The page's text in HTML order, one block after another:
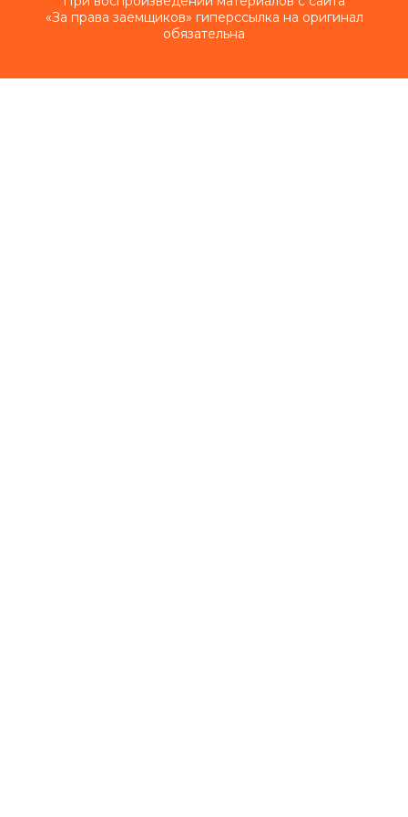
«За права заемщиков» гиперссылка на оригинал
обязательна